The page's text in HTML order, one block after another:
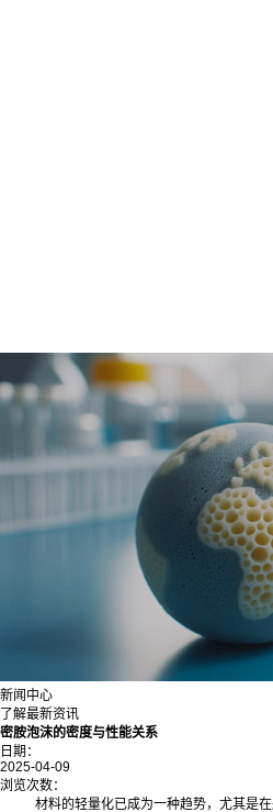
新闻中心
了解最新资讯
密胺泡沫的密度与性能关系
日期：
2025-04-09
浏览次数：
材料的轻量化已成为一种趋势，尤其是